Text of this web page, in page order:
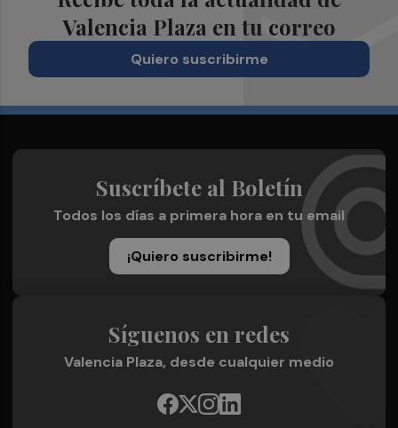
Valencia Plaza en tu correo
Quiero suscribirme
Suscríbete al Boletín
Todos los días a primera hora en tu email
¡Quiero suscribirme!
Síguenos en redes
Valencia Plaza, desde cualquier medio